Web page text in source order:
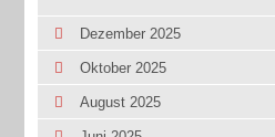
Dezember 2025
Oktober 2025
August 2025